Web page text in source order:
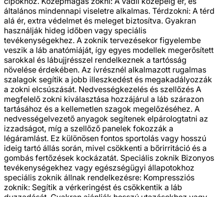
általános mindennapi viseletre alkalmas. Térdzokni: A térd
alá ér, extra védelmet és meleget biztosítva. Gyakran
használják hideg időben vagy speciális
tevékenységekhez. A zoknik tervezésekor figyelembe
veszik a láb anatómiáját, így egyes modellek megerősített
sarokkal és lábujjrésszel rendelkeznek a tartósság
növelése érdekében. Az ívrésznél alkalmazott rugalmas
szalagok segítik a jobb illeszkedést és megakadályozzák
a zokni elcsúszását. Nedvességkezelés és szellőzés A
megfelelő zokni kiválasztása hozzájárul a láb szárazon
tartásához és a kellemetlen szagok megelőzéséhez. A
nedvességelvezető anyagok segítenek elpárologtatni az
izzadságot, míg a szellőző panelek fokozzák a
légáramlást. Ez különösen fontos sportolás vagy hosszú
ideig tartó állás során, mivel csökkenti a bőrirritáció és a
gombás fertőzések kockázatát. Speciális zoknik Bizonyos
tevékenységekhez vagy egészségügyi állapotokhoz
speciális zoknik állnak rendelkezésre: Kompressziós
zoknik: Segítik a vérkeringést és csökkentik a láb